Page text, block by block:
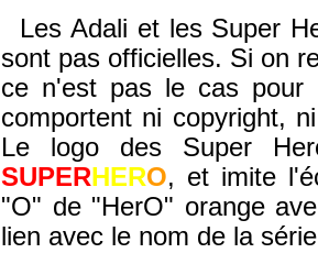
Les Adali et les Super
sont pas officielles. Si on
ce n'est pas le cas pour
comportent ni copyright,
Le logo des Super
SUPERHERO, et imite
"O" de "HerO" orange
lien avec le nom de la